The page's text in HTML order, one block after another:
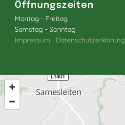
Öffnungszeiten
Montag - Freitag
Samstag - Sonntag
Impressum | Datenschutzerklärung